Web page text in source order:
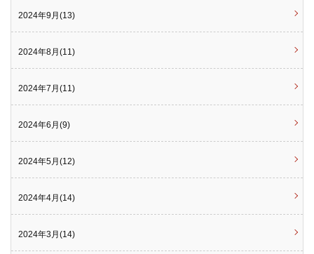
2024年9月(13)
2024年8月(11)
2024年7月(11)
2024年6月(9)
2024年5月(12)
2024年4月(14)
2024年3月(14)